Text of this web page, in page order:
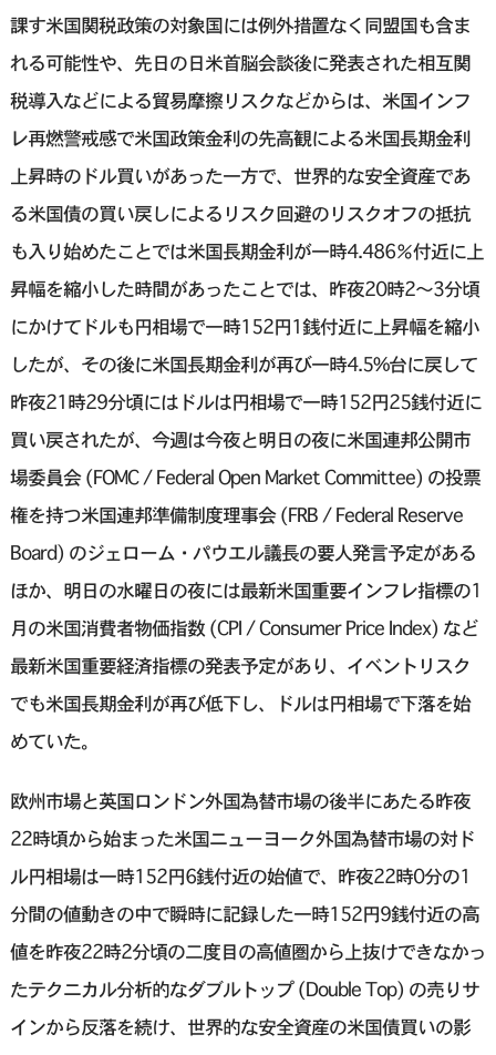
課す米国関税政策の対象国には例外措置なく同盟国も含ま
れる可能性や、先日の日米首脳会談後に発表された相互関
税導入などによる貿易摩擦リスクなどからは、米国インフ
レ再燃警戒感で米国政策金利の先高観による米国長期金利
上昇時のドル買いがあった一方で、世界的な安全資産であ
る米国債の買い戻しによるリスク回避のリスクオフの抵抗
も入り始めたことでは米国長期金利が一時4.486％付近に上
昇幅を縮小した時間があったことでは、昨夜20時2〜3分頃
にかけてドルも円相場で一時152円1銭付近に上昇幅を縮小
したが、その後に米国長期金利が再び一時4.5%台に戻して
昨夜21時29分頃にはドルは円相場で一時152円25銭付近に
買い戻されたが、今週は今夜と明日の夜に米国連邦公開市
場委員会 (FOMC / Federal Open Market Committee) の投票
権を持つ米国連邦準備制度理事会 (FRB / Federal Reserve
Board) のジェローム・パウエル議長の要人発言予定がある
ほか、明日の水曜日の夜には最新米国重要インフレ指標の1
月の米国消費者物価指数 (CPI / Consumer Price Index) など
最新米国重要経済指標の発表予定があり、イベントリスク
でも米国長期金利が再び低下し、ドルは円相場で下落を始
めていた。
欧州市場と英国ロンドン外国為替市場の後半にあたる昨夜
22時頃から始まった米国ニューヨーク外国為替市場の対ド
ル円相場は一時152円6銭付近の始値で、昨夜22時0分の1
分間の値動きの中で瞬時に記録した一時152円9銭付近の高
値を昨夜22時2分頃の二度目の高値圏から上抜けできなかっ
たテクニカル分析的なダブルトップ (Double Top) の売りサ
インから反落を続け、世界的な安全資産の米国債買いの影